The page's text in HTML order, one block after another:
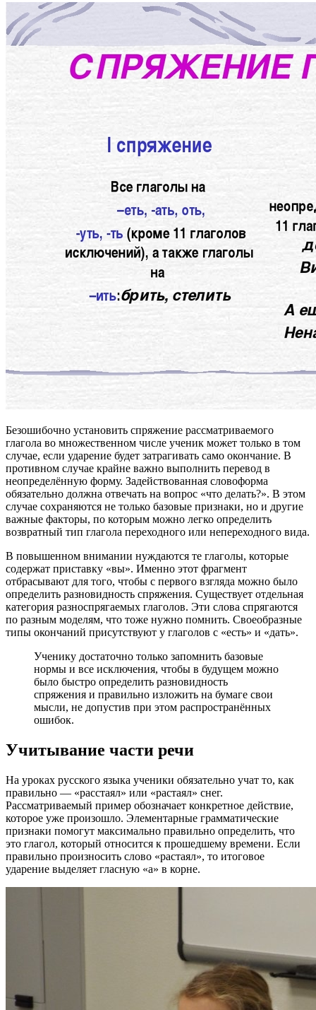
Безошибочно установить спряжение рассматриваемого
глагола во множественном числе ученик может только в том
случае, если ударение будет затрагивать само окончание. В
противном случае крайне важно выполнить перевод в
неопределённую форму. Задействованная словоформа
обязательно должна отвечать на вопрос «что делать?». В этом
случае сохраняются не только базовые признаки, но и другие
важные факторы, по которым можно легко определить
возвратный тип глагола переходного или непереходного вида.
В повышенном внимании нуждаются те глаголы, которые
содержат приставку «вы». Именно этот фрагмент
отбрасывают для того, чтобы с первого взгляда можно было
определить разновидность спряжения. Существует отдельная
категория разноспрягаемых глаголов. Эти слова спрягаются
по разным моделям, что тоже нужно помнить. Своеобразные
типы окончаний присутствуют у глаголов с «есть» и «дать».
Ученику достаточно только запомнить базовые
нормы и все исключения, чтобы в будущем можно
было быстро определить разновидность
спряжения и правильно изложить на бумаге свои
мысли, не допустив при этом распространённых
ошибок.
Учитывание части речи
На уроках русского языка ученики обязательно учат то, как
правильно — «расстаял» или «растаял» снег.
Рассматриваемый пример обозначает конкретное действие,
которое уже произошло. Элементарные грамматические
признаки помогут максимально правильно определить, что
это глагол, который относится к прошедшему времени. Если
правильно произносить слово «растаял», то итоговое
ударение выделяет гласную «а» в корне.